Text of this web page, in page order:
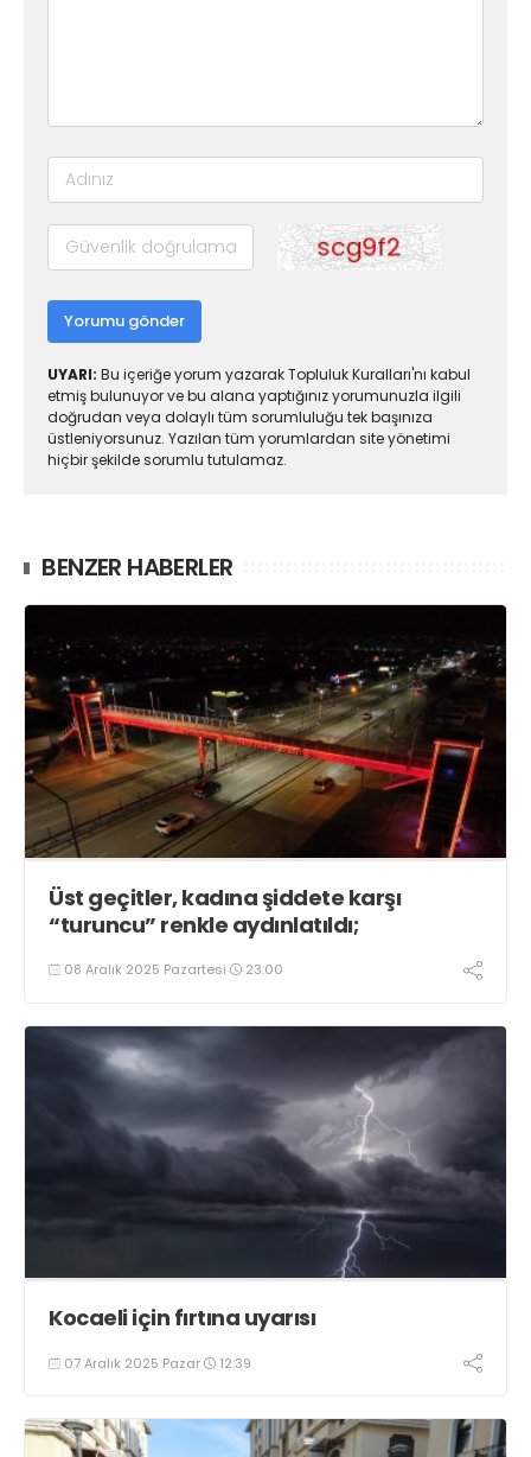
Yorumu gönder
UYARI: Bu içeriğe yorum yazarak Topluluk Kuralları'nı kabul
etmiş bulunuyor ve bu alana yaptığınız yorumunuzla ilgili
doğrudan veya dolaylı tüm sorumluluğu tek başınıza
üstleniyorsunuz. Yazılan tüm yorumlardan site yönetimi
hiçbir şekilde sorumlu tutulamaz.
BENZER HABERLER
Üst geçitler, kadına şiddete karşı
“turuncu” renkle aydınlatıldı;
08 Aralık 2025 Pazartesi 23:00
Kocaeli için fırtına uyarısı
07 Aralık 2025 Pazar 12:39